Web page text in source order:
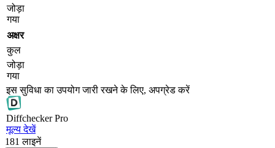
जोड़ा
गया
अक्षर
कुल
जोड़ा
गया
इस सुविधा का उपयोग जारी रखने के लिए, अपग्रेड करें
DiffcheckerPro
मूल्य देखें
181 लाइनें